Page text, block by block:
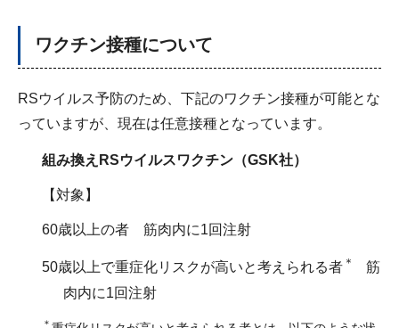
ワクチン接種について
RSウイルス予防のため、下記のワクチン接種が可能とな
っていますが、現在は任意接種となっています。
組み換えRSウイルスワクチン（GSK社）
【対象】
60歳以上の者 筋肉内に1回注射
50歳以上で重症化リスクが高いと考えられる者 ＊筋
肉内に1回注射
＊